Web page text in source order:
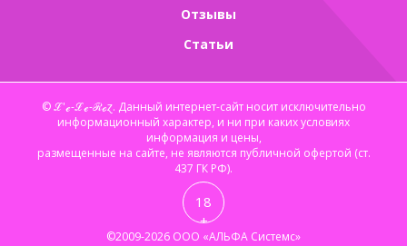
Отзывы
Статьи
© ℒ'ℯ-ℒℯ-ℛℴɀ. Данный интернет-сайт носит исключительно
информационный характер, и ни при каких условиях
информация и цены,
размещенные на сайте, не являются публичной офертой (ст.
437 ГК РФ).
18
+
©2009-2026 ООО «АЛЬФА Системс»